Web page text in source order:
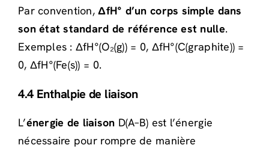
Par convention,ΔfH° d’un corps simple dans
son état standard de référence est nulle.
Exemples : ΔfH°(O₂(g)) = 0, ΔfH°(C(graphite)) =
0, ΔfH°(Fe(s)) = 0.
4.4 Enthalpie de liaison
L’énergie de liaison D(A–B) est l’énergie
nécessaire pour rompre de manière